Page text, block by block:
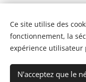
Ce site utilise des
fonctionnement, la
expérience utilisateur
N'acceptez que le